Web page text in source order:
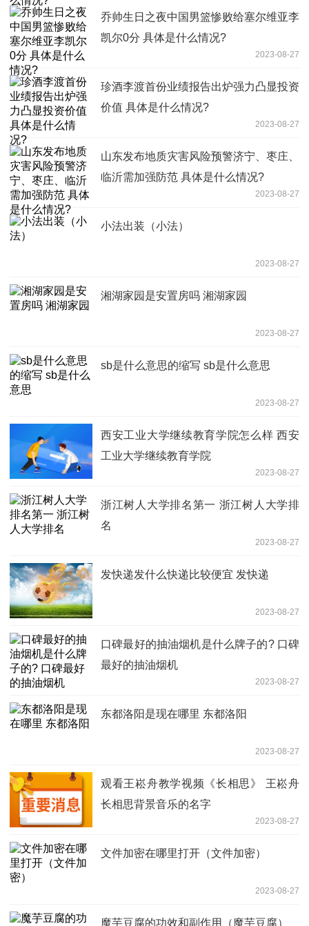
乔帅生日之夜中国男篮惨败给塞尔维亚李
凯尔0分 具体是什么情况?
2023-08-27
珍酒李渡首份业绩报告出炉强力凸显投资
价值 具体是什么情况?
2023-08-27
山东发布地质灾害风险预警济宁、枣庄、
临沂需加强防范 具体是什么情况?
2023-08-27
小法出装（小法）
2023-08-27
湘湖家园是安置房吗 湘湖家园
2023-08-27
sb是什么意思的缩写 sb是什么意思
2023-08-27
西安工业大学继续教育学院怎么样 西安
工业大学继续教育学院
2023-08-27
浙江树人大学排名第一 浙江树人大学排
名
2023-08-27
发快递发什么快递比较便宜 发快递
2023-08-27
口碑最好的抽油烟机是什么牌子的? 口碑
最好的抽油烟机
2023-08-27
东都洛阳是现在哪里 东都洛阳
2023-08-27
观看王崧舟教学视频《长相思》 王崧舟
长相思背景音乐的名字
2023-08-27
文件加密在哪里打开（文件加密）
2023-08-27
魔芋豆腐的功效和副作用（魔芋豆腐）